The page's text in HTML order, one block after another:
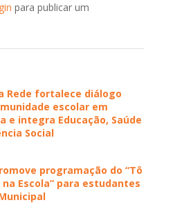
para publicar um
Rede fortalece diálogo
escolar em
e integra Educação, Saúde
Social
programação do “Tô
na Escola” para estudantes